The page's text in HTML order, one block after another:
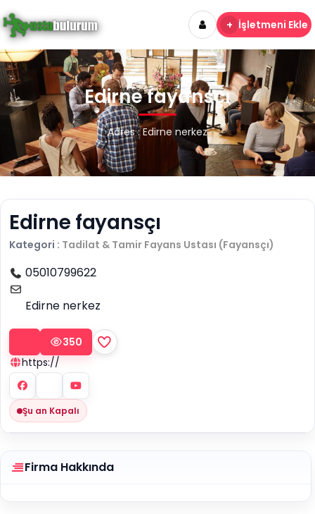
+ İşletmeni Ekle
Edirne fayansçı
Adres : Edirne nerkez
Edirne fayansçı
Kategori : Tadilat & Tamir Fayans Ustası (Fayansçı)
05010799622
Edirne nerkez
350
https://
Şu an Kapalı
Firma Hakkında